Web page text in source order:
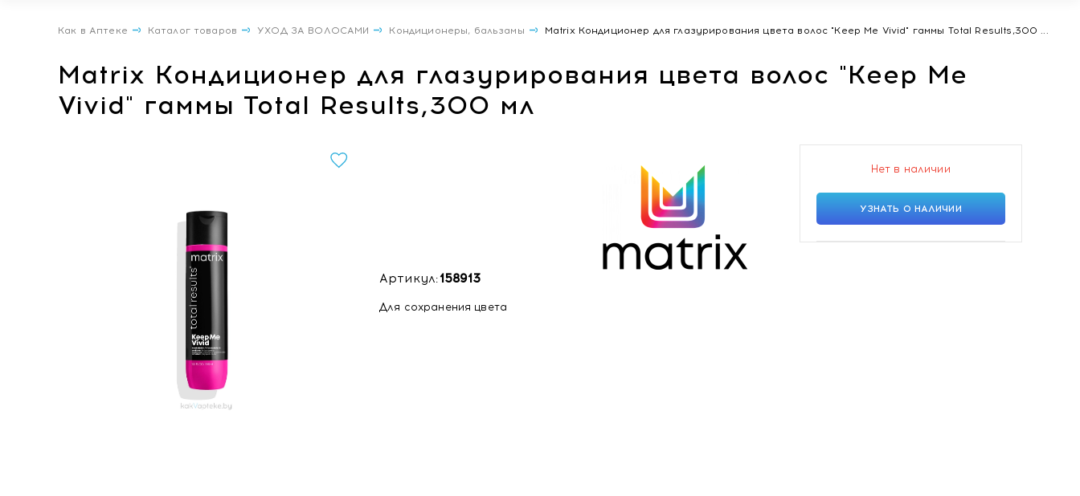
Как в Аптеке Каталог товаров УХОД ЗА ВОЛОСАМИ Кондиционеры, бальзамы Matrix Кондиционер для глазурирования цвета волос "Keep Me Vivid" гаммы Total Results,300 ...
Matrix Кондиционер для глазурирования цвета волос "Keep Me
Vivid" гаммы Total Results,300 мл
Артикул:158913
Для сохранения цвета
Нет в наличии
УЗНАТЬ О НАЛИЧИИ